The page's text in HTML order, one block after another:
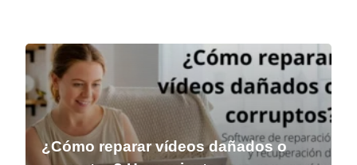
¿Cómo reparar vídeos dañados o